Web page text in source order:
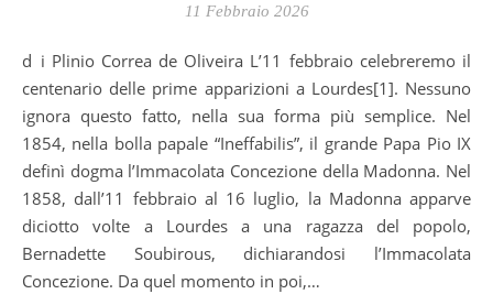
11 Febbraio 2026
di Plinio Correa de Oliveira L’11 febbraio celebreremo il
centenario delle prime apparizioni a Lourdes[1]. Nessuno
ignora questo fatto, nella sua forma più semplice. Nel
1854, nella bolla papale “Ineffabilis”, il grande Papa Pio IX
definì dogma l’Immacolata Concezione della Madonna. Nel
1858, dall’11 febbraio al 16 luglio, la Madonna apparve
diciotto volte a Lourdes a una ragazza del popolo,
Bernadette Soubirous, dichiarandosi l’Immacolata
Concezione. Da quel momento in poi,…